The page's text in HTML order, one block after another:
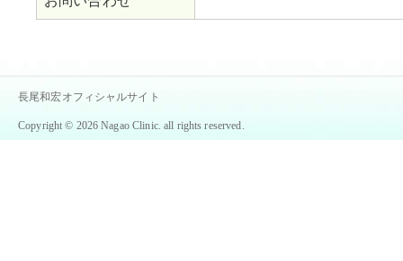
長尾和宏オフィシャルサイト
Copyright © 2026 Nagao Clinic. all rights reserved.